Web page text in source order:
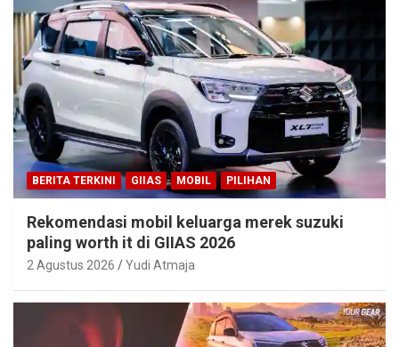
BERITA TERKINI GIIAS MOBIL PILIHAN
Rekomendasi mobil keluarga merek suzuki
paling worth it di GIIAS 2026
2 Agustus 2026 Yudi Atmaja